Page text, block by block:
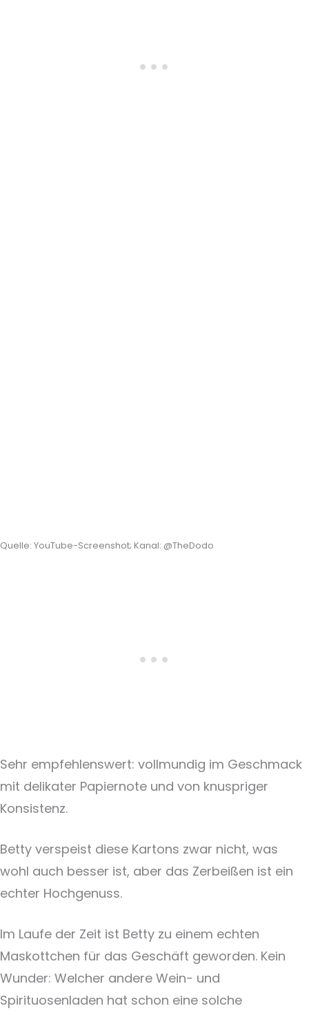
Quelle: YouTube-Screenshot; Kanal: @TheDodo
Sehr empfehlenswert: vollmundig im Geschmack
mit delikater Papiernote und von knuspriger
Konsistenz.
Betty verspeist diese Kartons zwar nicht, was
wohl auch besser ist, aber das Zerbeißen ist ein
echter Hochgenuss.
Im Laufe der Zeit ist Betty zu einem echten
Maskottchen für das Geschäft geworden. Kein
Wunder: Welcher andere Wein- und
Spirituosenladen hat schon eine solche